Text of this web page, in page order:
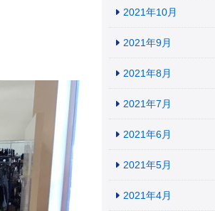
2021年10月
2021年9月
2021年8月
2021年7月
2021年6月
2021年5月
2021年4月